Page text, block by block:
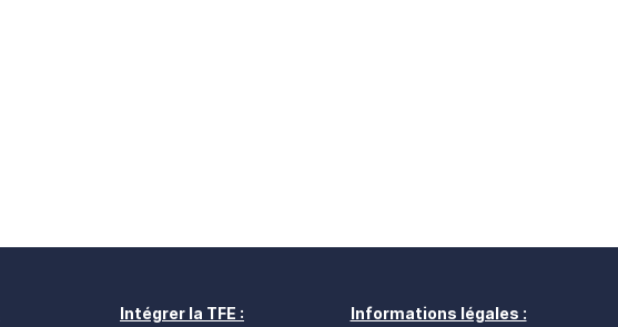
Intégrer la TFE : Informations légales :